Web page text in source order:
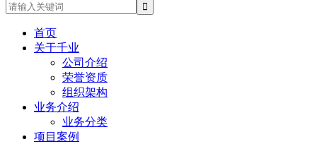
首页
关于千业
公司介绍
荣誉资质
组织架构
业务介绍
业务分类
项目案例